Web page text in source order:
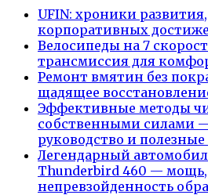
UFIN: хроники
корпоративных
Велосипеды на 7
трансмиссия для
Ремонт вмятин без
щадящее
Эффективные методы
собственными силами
руководство и
Легендарный
Thunderbird 460 — мощь,
непревзойденность